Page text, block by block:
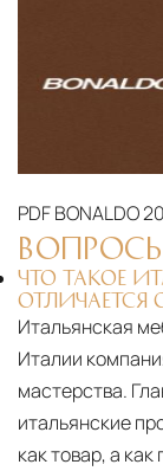
PDFBONALDO
ЧТО ТАКОЕ
ОТЛИЧАЕТСЯ
Итальянская
Италии
мастерства.
итальянские
как товар, а